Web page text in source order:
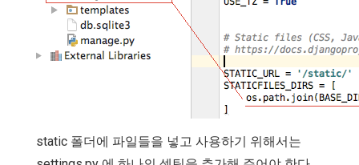
static 폴더에 파일들을 넣고 사용하기 위해서는